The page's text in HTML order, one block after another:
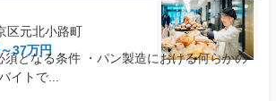
区元北小路町
37万円
となる条件 ・パン製造における何らかの
イトで...